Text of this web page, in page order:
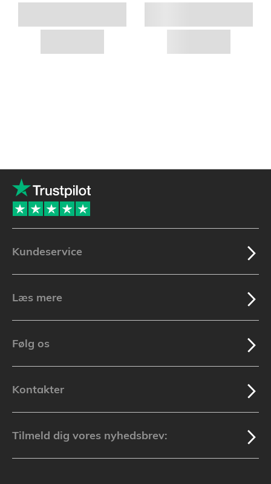
Kundeservice
Læs mere
Følg os
Kontakter
Tilmeld dig vores nyhedsbrev: